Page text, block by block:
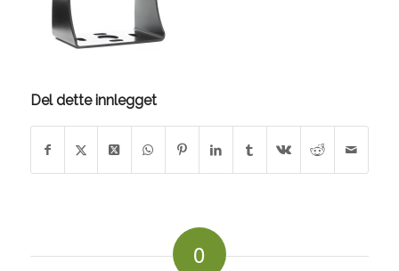
Del dette innlegget
0